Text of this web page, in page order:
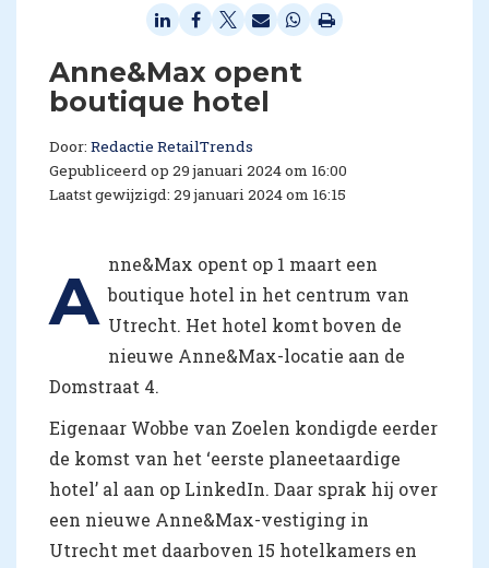
Anne&Max opent
boutique hotel
Door: Redactie RetailTrends
Gepubliceerd op 29 januari 2024 om 16:00
Laatst gewijzigd: 29 januari 2024 om 16:15
A nne&Max opent op 1 maart een
boutique hotel in het centrum van
Utrecht. Het hotel komt boven de
nieuwe Anne&Max-locatie aan de
Domstraat 4.
Eigenaar Wobbe van Zoelen kondigde eerder
de komst van het ‘eerste planeetaardige
hotel’ al aan op LinkedIn. Daar sprak hij over
een nieuwe Anne&Max-vestiging in
Utrecht met daarboven 15 hotelkamers en